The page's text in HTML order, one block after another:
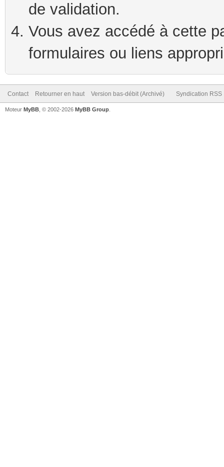
de validation.
Vous avez accédé à cette
formulaires ou liens
Contact Retourner en haut Version bas-débit (Archivé) Syndication RSS
Moteur MyBB , © 2002-2026 MyBB Group